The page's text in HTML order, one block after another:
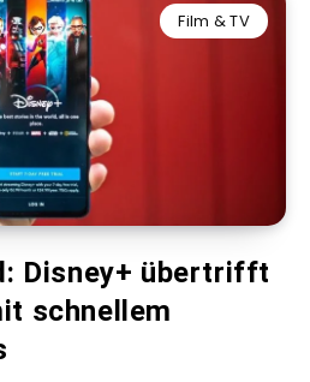
Film & TV
Disney+ übertrifft
schnellem